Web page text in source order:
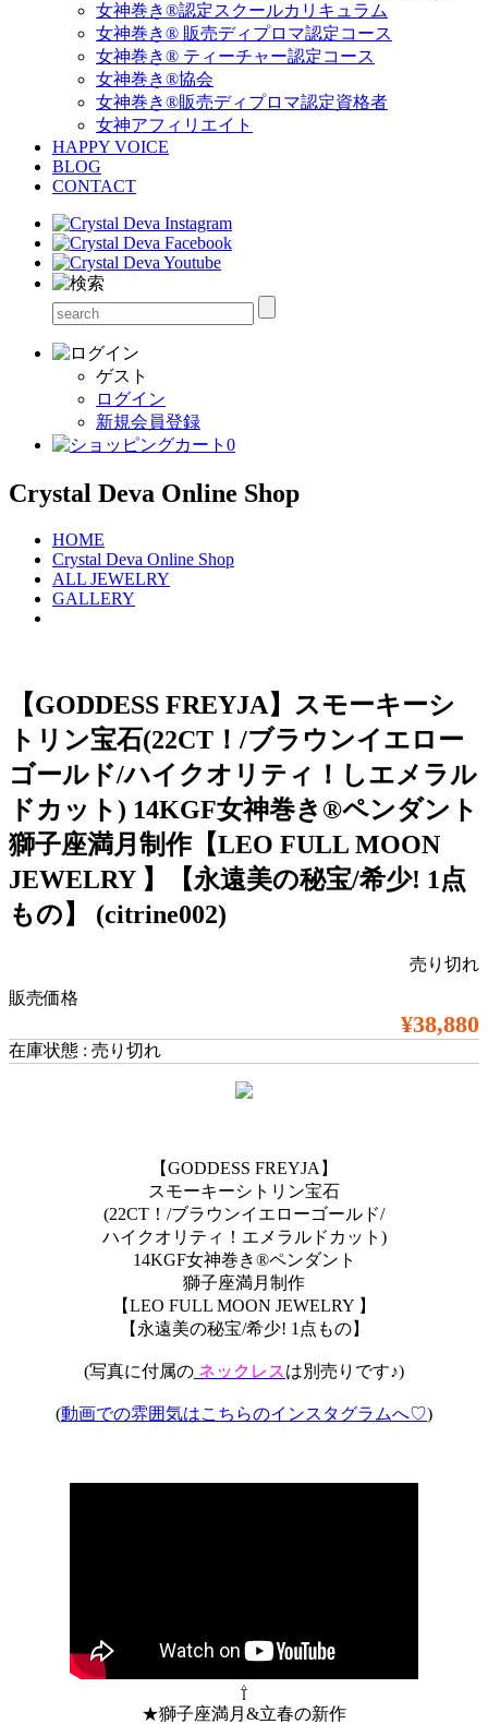
女神巻き®認定スクールカリキュラム
女神巻き® 販売ディプロマ認定コース
女神巻き® ティーチャー認定コース
女神巻き®協会
女神巻き®販売ディプロマ認定資格者
女神アフィリエイト
HAPPY VOICE
BLOG
CONTACT
ゲスト
ログイン
新規会員登録
0
Crystal Deva Online Shop
HOME
Crystal Deva Online Shop
ALL JEWELRY
GALLERY
【GODDESS FREYJA】スモーキーシ
トリン宝石(22CT！/ブラウンイエロー
ゴールド/ハイクオリティ！しエメラル
ドカット) 14KGF女神巻き®︎ペンダント
獅子座満月制作【LEO FULL MOON
JEWELRY 】【永遠美の秘宝/希少! 1点
もの】 (citrine002)
売り切れ
販売価格
¥38,880
在庫状態 : 売り切れ
【GODDESS FREYJA】
スモーキーシトリン宝石
(22CT！/ブラウンイエローゴールド/
ハイクオリティ！エメラルドカット)
14KGF女神巻き®︎ペンダント
獅子座満月制作
【LEO FULL MOON JEWELRY 】
【永遠美の秘宝/希少! 1点もの】
(写真に付属の ネックレスは別売りです♪)
(動画での雰囲気はこちらのインスタグラムへ♡)
⇧
★獅子座満月&立春の新作